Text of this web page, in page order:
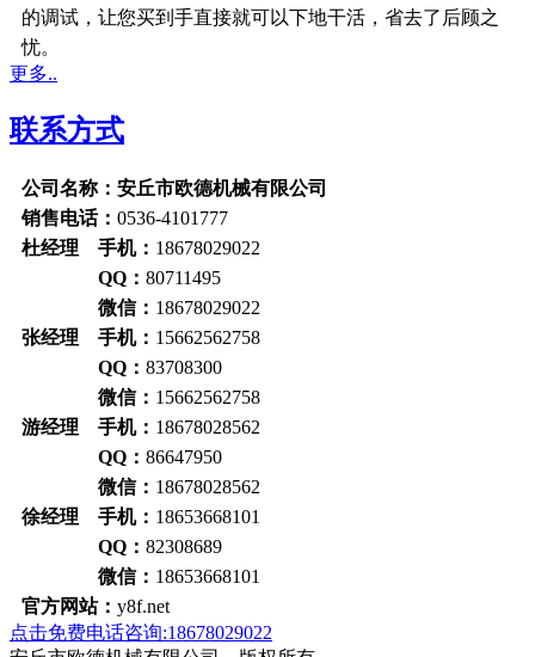
的调试，让您买到手直接就可以下地干活，省去了后顾之
忧。
更多..
联系方式
公司名称：安丘市欧德机械有限公司
销售电话： 0536-4101777
杜经理 手机： 18678029022
QQ： 80711495
微信： 18678029022
张经理 手机： 15662562758
QQ： 83708300
微信： 15662562758
游经理 手机： 18678028562
QQ： 86647950
微信： 18678028562
徐经理 手机： 18653668101
QQ： 82308689
微信： 18653668101
官方网站： y8f.net
点击免费电话咨询:18678029022